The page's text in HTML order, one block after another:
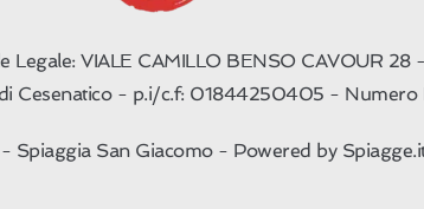
Legale: VIALE CAMILLO BENSO CAVOUR
di Cesenatico - p.i/c.f: 01844250405 -
- Spiaggia San Giacomo - Powered by